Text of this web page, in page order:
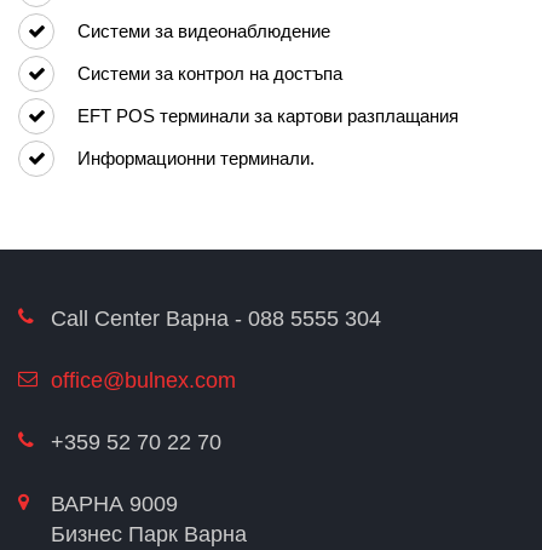
Системи за видеонаблюдение
Системи за контрол на достъпа
EFT POS терминали за картови разплащания
Информационни терминали.
Call Center Варна - 088 5555 304
office@bulnex.com
+359 52 70 22 70
ВАРНА 9009
Бизнес Парк Варна